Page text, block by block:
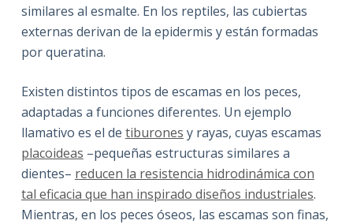
similares al esmalte. En los reptiles, las cubiertas
externas derivan de la epidermis y están formadas
por queratina.
Existen distintos tipos de escamas en los peces,
adaptadas a funciones diferentes. Un ejemplo
llamativo es el de tiburones y rayas, cuyas escamas
placoideas –pequeñas estructuras similares a
dientes– reducen la resistencia hidrodinámica con
tal eficacia que han inspirado diseños industriales.
Mientras, en los peces óseos, las escamas son finas,